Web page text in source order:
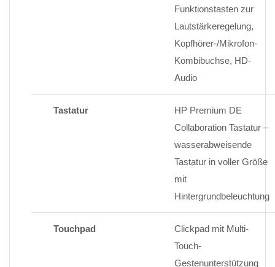
Funktionstasten zur
Lautstärkeregelung,
Kopfhörer-/Mikrofon-
Kombibuchse, HD-
Audio
Tastatur
HP Premium DE
Collaboration Tastatur –
wasserabweisende
Tastatur in voller Größe
mit
Hintergrundbeleuchtung
Touchpad
Clickpad mit Multi-
Touch-
Gestenunterstützung